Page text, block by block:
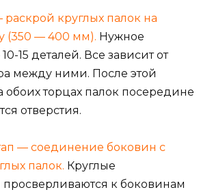
раскрой круглых палок на
(350 — 400 мм). Нужное
15 деталей. Все зависит от
между ними. После этой
торцах палок посередине
отверстия.
— соединение боковин с
палок. Круглые
к боковинам